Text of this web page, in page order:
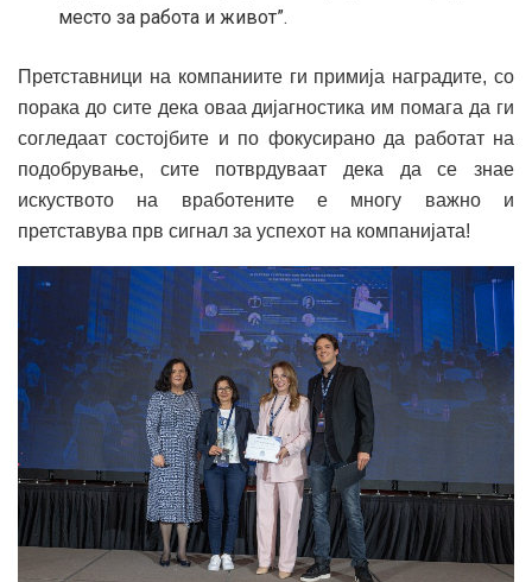
место за работа и живот”.
Претставници на компаниите ги примија наградите, со
порака до сите дека оваа дијагностика им помага да ги
согледаат состојбите и по фокусирано да работат на
подобрување, сите потврдуваат дека да се знае
искуството на вработените е многу важно и
претставува прв сигнал за успехот на компанијата!